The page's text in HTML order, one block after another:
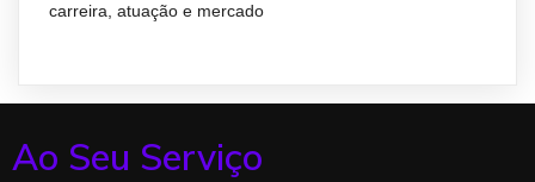
carreira, atuação e mercado
Ao Seu Serviço